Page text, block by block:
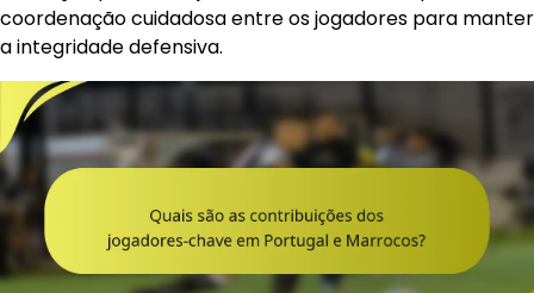
coordenação cuidadosa entre os jogadores para manter
a integridade defensiva.